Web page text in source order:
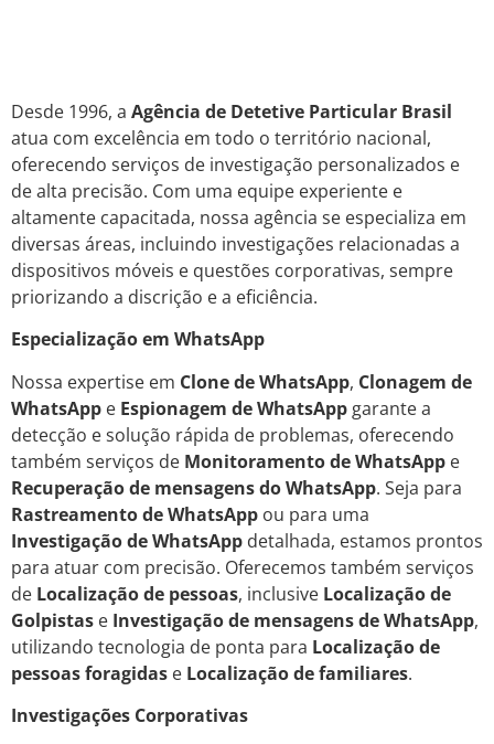
Desde 1996, a Agência de Detetive Particular Brasil
atua com excelência em todo o território nacional,
oferecendo serviços de investigação personalizados e
de alta precisão. Com uma equipe experiente e
altamente capacitada, nossa agência se especializa em
diversas áreas, incluindo investigações relacionadas a
dispositivos móveis e questões corporativas, sempre
priorizando a discrição e a eficiência.
Especialização em WhatsApp
Nossa expertise em Clone de WhatsApp, Clonagem de
WhatsApp e Espionagem de WhatsApp garante a
detecção e solução rápida de problemas, oferecendo
também serviços de Monitoramento de WhatsApp e
Recuperação de mensagens do WhatsApp. Seja para
Rastreamento de WhatsApp ou para uma
Investigação de WhatsApp detalhada, estamos prontos
para atuar com precisão. Oferecemos também serviços
de Localização de pessoas, inclusive Localização de
Golpistas e Investigação de mensagens de WhatsApp,
utilizando tecnologia de ponta para Localização de
pessoas foragidas e Localização de familiares.
Investigações Corporativas